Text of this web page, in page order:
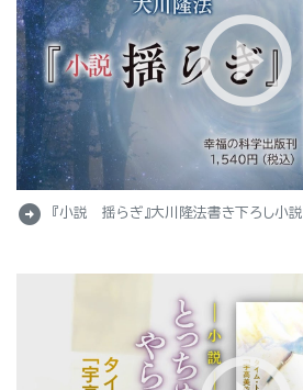
arrow_circle_right 『小説 揺らぎ』大川隆法書き下ろし小説